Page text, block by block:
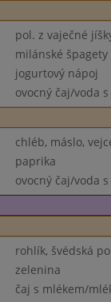
pol. z vaječné
milánské špagety
jogurtový nápoj
ovocný čaj/voda
chléb, máslo,
paprika
ovocný čaj/voda
rohlík, švédská
zelenina
čaj s mlékem/